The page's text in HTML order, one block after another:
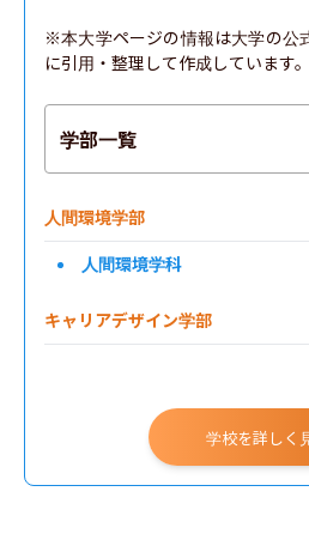
※本大学ページの情報は大学の公
に引用・整理して作成しています。
学部一覧
人間環境学部
人間環境学科
キャリアデザイン学部
学校を詳しく